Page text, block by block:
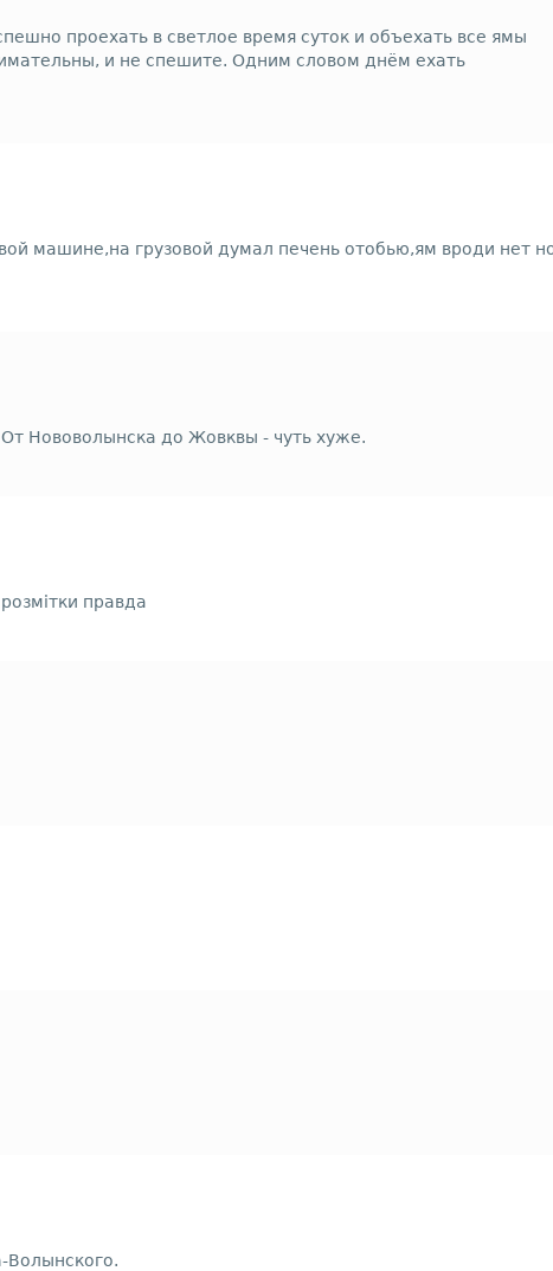
проехать в светлое время суток и объехать все ямы
и не спешите. Одним словом днём ехать
машине,на грузовой думал печень отобью,ям вроди нет
Нововолынска до Жовквы - чуть хуже.
правда
Волынского.